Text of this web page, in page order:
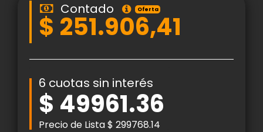
Contado Oferta
$ 251.906,41
6 cuotas sin interés
$ 49961.36
Precio de Lista $ 299768.14